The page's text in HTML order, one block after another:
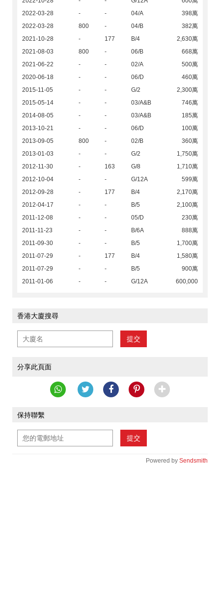
2022-03-28
- - 04/A
398萬
2022-03-28
800 - 04/B
382萬
2021-10-28
- 177 B/4
2,630萬
2021-08-03
800 - 06/B
668萬
2021-06-22
- - 02/A
500萬
2020-06-18
- - 06/D
460萬
2015-11-05
- - G/2
2,300萬
2015-05-14
- - 03/A&B
746萬
2014-08-05
- - 03/A&B
185萬
2013-10-21
- - 06/D
100萬
2013-09-05
800 - 02/B
360萬
2013-01-03
- - G/2
1,750萬
2012-11-30
- 163 G/8
1,710萬
2012-10-04
- - G/12A
599萬
2012-09-28
- 177 B/4
2,170萬
2012-04-17
- - B/5
2,100萬
2011-12-08
- - 05/D
230萬
2011-11-23
- - B/6A
888萬
2011-09-30
- - B/5
1,700萬
2011-07-29
- 177 B/4
1,580萬
2011-07-29
- - B/5
900萬
2011-01-06
- - G/12A 600,000
香港大廈搜尋
提交
分享此頁面
保持聯繫
提交
Powered by Sendsmith